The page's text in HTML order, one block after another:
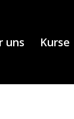
uns Kurse